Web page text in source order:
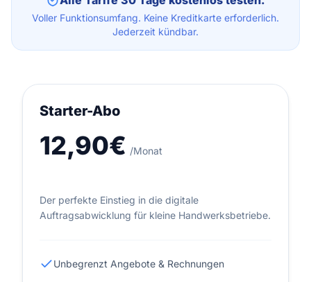
Voller Funktionsumfang. Keine Kreditkarte erforderlich.
Jederzeit kündbar.
Starter-Abo
12,90€ /Monat
Der perfekte Einstieg in die digitale
Auftragsabwicklung für kleine Handwerksbetriebe.
Unbegrenzt Angebote & Rechnungen